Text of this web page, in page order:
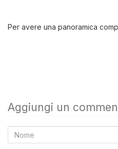
Per avere una panoramica
Aggiungi un
Nome